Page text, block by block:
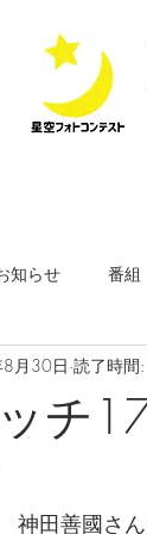
知らせ 番組
なぎさ・フリー
ナー
チ
月30日 読了時間
神田善國さ